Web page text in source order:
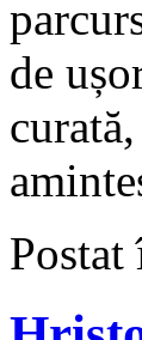
de
Postat